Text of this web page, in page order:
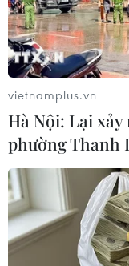
đã đồng ý nộp hơn
quyết tranh cãi về
vietnamplus.vn
Hà Nội: Lại
phường Thanh